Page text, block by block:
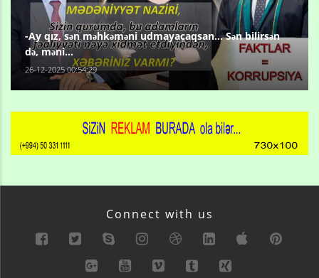
-Ay qız, sən məhkəməni udmayacaqsan... Sən bilirsən
də, məni...
26-12-2025 00:54:29
Connect with us